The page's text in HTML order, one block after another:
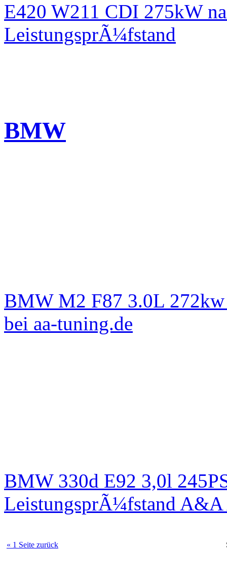
E420 W211 CDI 275kW
LeistungsprÃ¼fstand
BMW
BMW M2 F87 3.0L
bei aa-tuning.de
BMW 330d E92 3,0l
LeistungsprÃ¼fstand
« 1 Seite zurück